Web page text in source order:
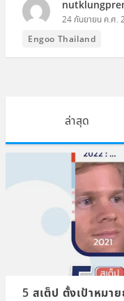
24 กันยายน ค.ศ.
Engoo Thailand
ล่าสุด
5 สเต็ป ตั้งเป้าหมา